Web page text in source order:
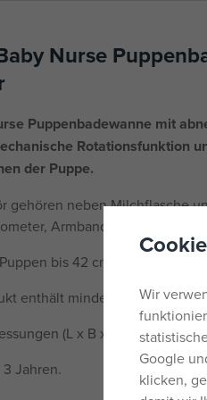
Nurse
Puppenbadewanne mit
Rotationsfunktion
der Puppe.
gehören neben Milchflasche
Armband und 2 Flaschen
bis 42 cm (Puppe nicht
enthält mindestens 76 %
(L x B x H): 24 x 42 x
Jahren.
Wir
Google
klicken,